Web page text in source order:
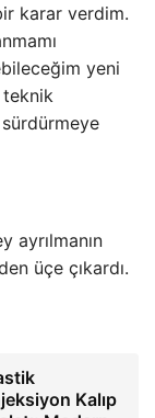
karar verdim.
yeni
ayrılmanın
üçe çıkardı.
Kalıp